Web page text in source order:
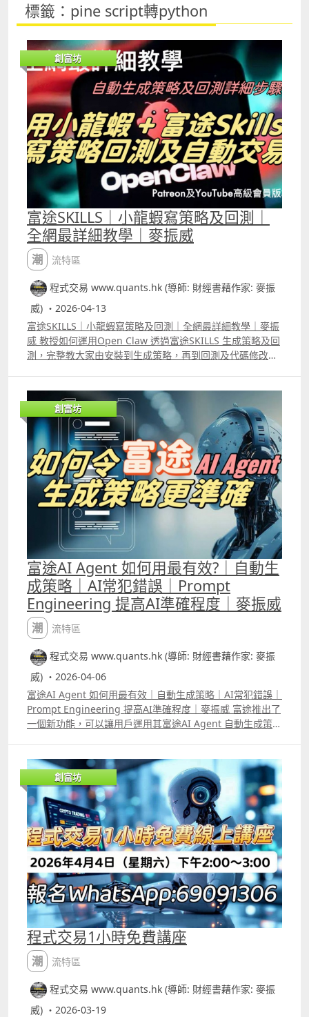
標籤：pine script轉python
創富坊
富途SKILLS｜小龍蝦寫策略及回測｜
全網最詳細教學｜麥振威
潮流特區
程式交易 www.quants.hk (導師: 財經書藉作家: 麥振
威) ・2026-04-13
富途SKILLS｜小龍蝦寫策略及回測｜全網最詳細教學｜麥振
威 教授如何運用Open Claw 透過富途SKILLS 生成策略及回
測，完整教大家由安裝到生成策略，再到回測及代碼修改。
運用龍蝦生成策略及回測，便必需懂得它的優點及缺點，以
及懂得識別AI生成策略時的錯誤。
創富坊
富途AI Agent 如何用最有效?｜自動生
成策略｜AI常犯錯誤｜Prompt
Engineering 提高AI準確程度｜麥振威
潮流特區
程式交易 www.quants.hk (導師: 財經書藉作家: 麥振
威) ・2026-04-06
富途AI Agent 如何用最有效｜自動生成策略｜AI常犯錯誤｜
Prompt Engineering 提高AI準確程度｜麥振威 富途推出了
一個新功能，可以讓用戶運用其富途AI Agent 自動生成策
AI」，用自然語言即是人話就可以叫它生成策略，生成後的
策略像過去大家用「卡片」的方式一樣顯示出來，每張卡片
可以自行再改coding。 AI生成的策略向來會有Pseudocode
偽代碼，意思是看起來像程式，但其實不能直接運行的東
西。若果你用Prompt Engineering的方法下指令，可以令
模型生成的策略準確度提高，但若懂富途量化交易平台的
python語法就能自行檢查AI生成的各種錯誤，之後我們會陸
續再有片教大家速成學懂富途的python語法。 YouTube留
言區中已有在片中提及更有效向AI下指令的標準範例。
創富坊
程式交易1小時免費講座
潮流特區
程式交易 www.quants.hk (導師: 財經書藉作家: 麥振
威) ・2026-03-19